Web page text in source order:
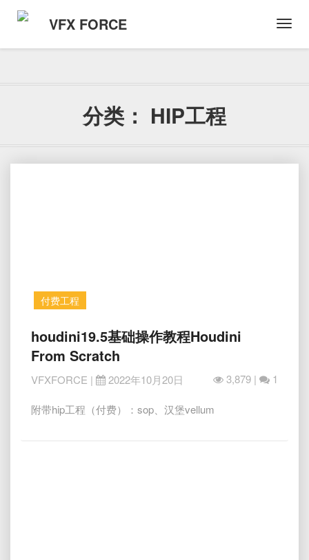
VFX FORCE
分类： HIP工程
付费工程
houdini19.5
基
础
操
教
Houdini
houdini19.5基础操作教程Houdini
From Scratch
VFXFORCE | 2022年10月20日 3,879 | 1
附带hip工程（付费）：sop、汉堡vellum